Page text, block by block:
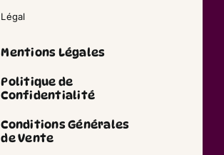
Légal
Mentions Légales
Politique de
Confidentialité
Conditions Générales
de Vente